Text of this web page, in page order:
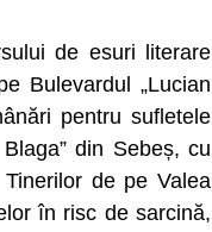
de esuri literare
Bulevardul „Lucian
pentru sufletele
din Sebeș, cu
de pe Valea
în risc de sarcină,